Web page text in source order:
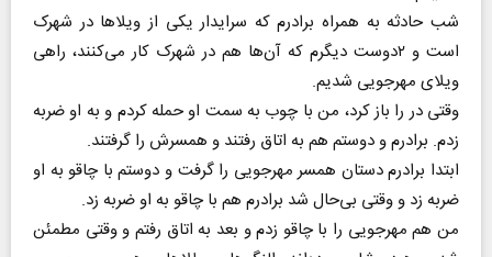
شب حادثه به همراه برادرم که سرایدار یکی از ویلا‌ها در شهرک
است و ۲دوست دیگرم که آن‌ها هم در شهرک کار می‌کنند، راهی
ویلای مهرجویی شدیم.
وقتی در را باز کرد، من با چوب به سمت او حمله کردم و به او ضربه
زدم. برادرم و دوستم هم به اتاق رفتند و همسرش را گرفتند.
ابتدا برادرم دستان همسر مهرجویی را گرفت و دوستم با چاقو به او
ضربه زد و وقتی بی‌حال شد برادرم هم با چاقو به او ضربه زد.
من هم مهرجویی را با چاقو زدم و بعد به اتاق رفتم و وقتی مطمئن